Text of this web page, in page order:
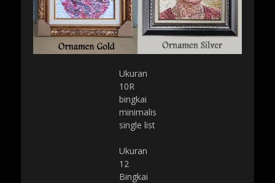
Ukuran
10R
bingkai
minimalis
single list
Ukuran
12
Bingkai